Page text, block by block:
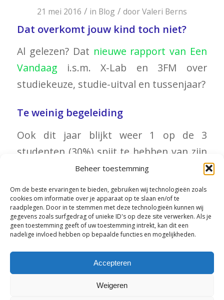
Beheer toestemming
Om de beste ervaringen te bieden, gebruiken wij technologieën zoals
cookies om informatie over je apparaat op te slaan en/of te
raadplegen. Door in te stemmen met deze technologieën kunnen wij
gegevens zoals surfgedrag of unieke ID's op deze site verwerken. Als je
geen toestemming geeft of uw toestemming intrekt, kan dit een
nadelige invloed hebben op bepaalde functies en mogelijkheden.
Accepteren
Weigeren
21 mei 2016 / in Blog / doorValeri Berns
Dat overkomt jouw kind toch niet?
Al gelezen? Dat nieuwe rapport van Een
Vandaag i.s.m. X-Lab en 3FM over
studiekeuze, studie-uitval en tussenjaar?
Te weinig begeleiding
Ook dit jaar blijkt weer 1 op de 3
studenten (30%) spijt te hebben van zijn
studiekeuze. Zij geven aan dat ze een
andere studie hadden gekozen als ze nu
opnieuw voor de vraag zouden staan:
Welke studie past bij mij?
Lees meer